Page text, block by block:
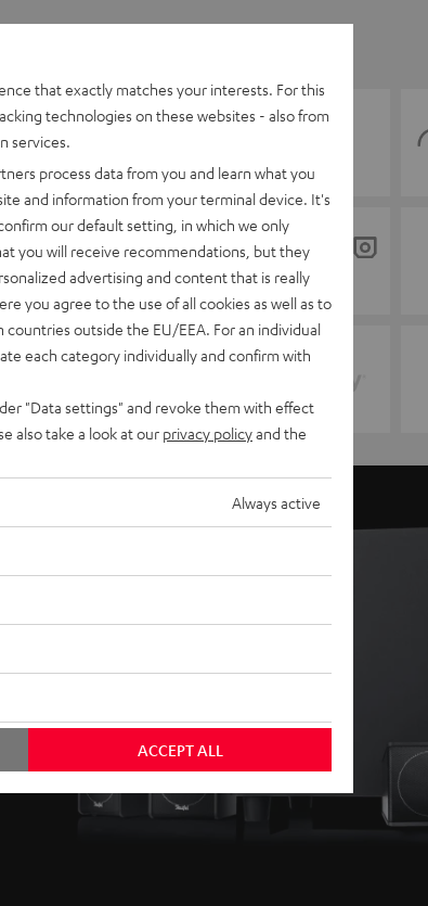
that exactly matches your interests. For this
technologies on these websites - also from
services.
process data from you and learn what you
and information from your terminal device. It's
confirm our default setting, in which we only
you will receive recommendations, but they
advertising and content that is really
you agree to the use of all cookies as well as to
outside the EU/EEA. For an individual
each category individually and confirm with
"Data settings" and revoke them with effect
also take a look at our privacy policyand the
Always active
ACCEPT ALL